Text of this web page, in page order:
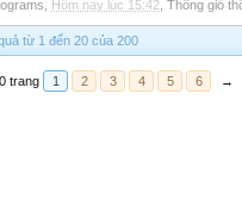
Hôm nay lúc 15:42 Thông gió
từ 1 đến 20 của 200
trang 1 2 3 4 5 6 →